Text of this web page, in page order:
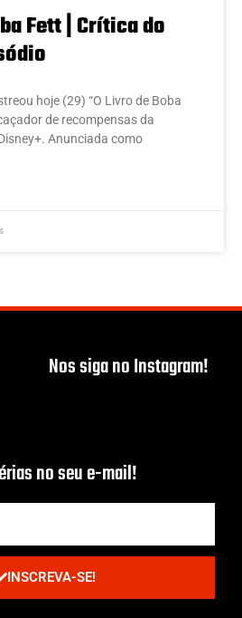
Fett | Crítica do
hoje (29) “O Livro de Boba
de recompensas da
Anunciada como
Nos siga no Instagram!
no seu e-mail!
INSCREVA-SE!